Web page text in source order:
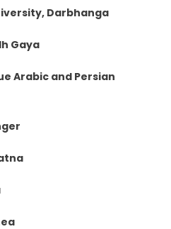
Darbhanga
Gaya
Arabic and Persian